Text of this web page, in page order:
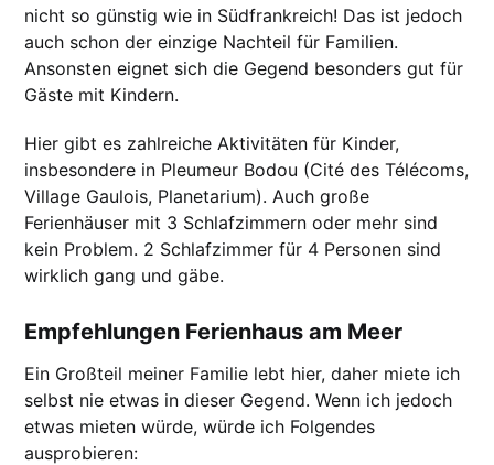
nicht so günstig wie in Südfrankreich! Das ist jedoch
auch schon der einzige Nachteil für Familien.
Ansonsten eignet sich die Gegend besonders gut für
Gäste mit Kindern.
Hier gibt es zahlreiche Aktivitäten für Kinder,
insbesondere in Pleumeur Bodou (Cité des Télécoms,
Village Gaulois, Planetarium). Auch große
Ferienhäuser mit 3 Schlafzimmern oder mehr sind
kein Problem. 2 Schlafzimmer für 4 Personen sind
wirklich gang und gäbe.
Empfehlungen Ferienhaus am Meer
Ein Großteil meiner Familie lebt hier, daher miete ich
selbst nie etwas in dieser Gegend. Wenn ich jedoch
etwas mieten würde, würde ich Folgendes
ausprobieren: